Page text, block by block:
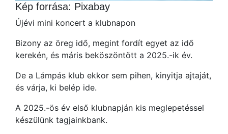
Kép forrása: Pixabay
Újévi mini koncert a klubnapon
Bizony az öreg idő, megint fordít egyet az idő
kerekén, és máris beköszöntött a 2025.-ik év.
De a Lámpás klub ekkor sem pihen, kinyitja ajtaját,
és várja, ki belép ide.
A 2025.-ös év első klubnapján kis meglepetéssel
készülünk tagjainkbank.